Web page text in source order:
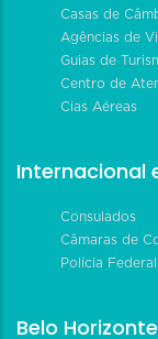
Casas de
Agências de
Guias de
Centro de
Cias Aéreas
Internacional
Consulados
Câmaras de
Polícia Federal
Belo